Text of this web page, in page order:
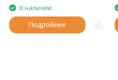
В наличии
Подробнее